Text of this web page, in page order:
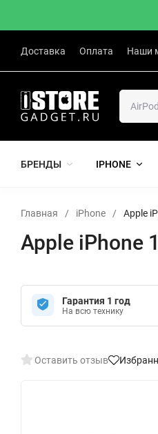
Доставка Оплата Наши
БРЕНДЫ IPHONE
Главная / iPhone / Apple
Apple iPhone
Гарантия 1 год
На всю технику
Оставить отзыв